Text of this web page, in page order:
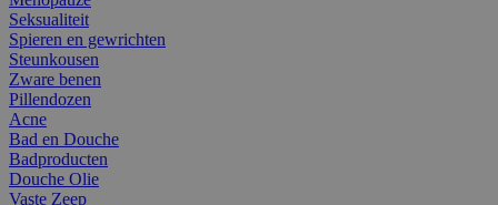
Seksualiteit
Spieren en gewrichten
Steunkousen
Zware benen
Pillendozen
Acne
Bad en Douche
Badproducten
Douche Olie
Vaste Zeep